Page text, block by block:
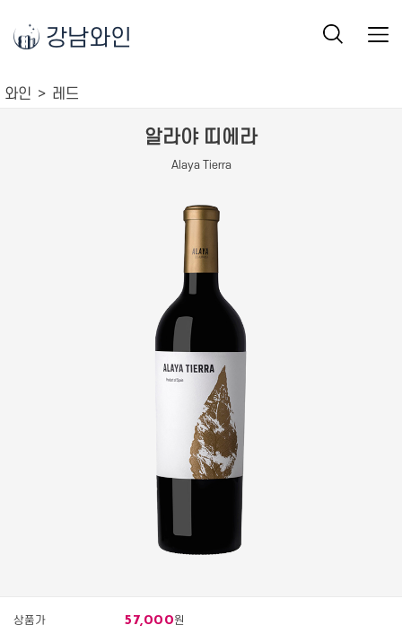
강남와인
와인 레드
알라야 띠에라
Alaya Tierra
상품가 57,000원